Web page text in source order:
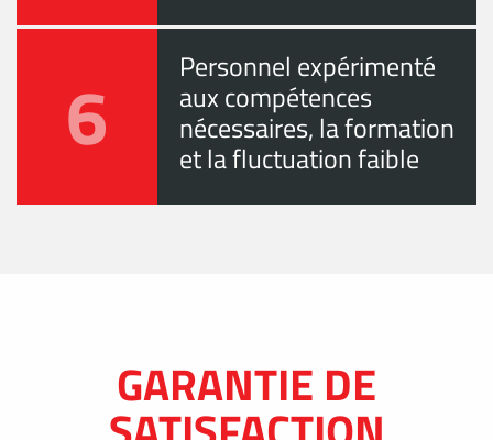
6 Personnel expérimenté
aux compétences
nécessaires, la formation
et la fluctuation faible
GARANTIE DE